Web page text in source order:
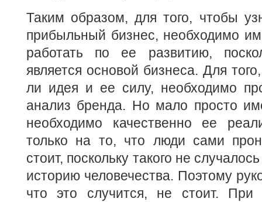
Таким образом, для того, чтобы
прибыльный бизнес, необходимо
работать по ее развитию,
является основой бизнеса. Для
ли идея и ее силу, необходимо
анализ бренда. Но мало просто
необходимо качественно ее
только на то, что люди сами
стоит, поскольку такого не
историю человечества. Поэтому
что это случится, не стоит.